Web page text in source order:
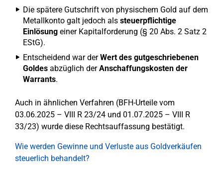
Die spätere Gutschrift von physischem Gold auf dem
Metallkonto galt jedoch als steuerpflichtige
Einlösung einer Kapitalforderung (§ 20 Abs. 2 Satz 2
EStG).
Entscheidend war derWert des gutgeschriebenen
Goldes abzüglich derAnschaffungskosten der
Warrants.
Auch in ähnlichen Verfahren (BFH-Urteile vom
03.06.2025 – VIII R 23/24 und 01.07.2025 – VIII R
33/23) wurde diese Rechtsauffassung bestätigt.
Wie werden Gewinne und Verluste aus Goldverkäufen
steuerlich behandelt?